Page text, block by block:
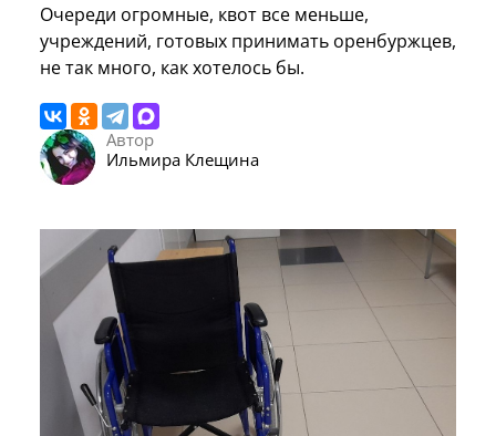
Очереди огромные, квот все меньше,
учреждений, готовых принимать оренбуржцев,
не так много, как хотелось бы.
Автор
Ильмира Клещина